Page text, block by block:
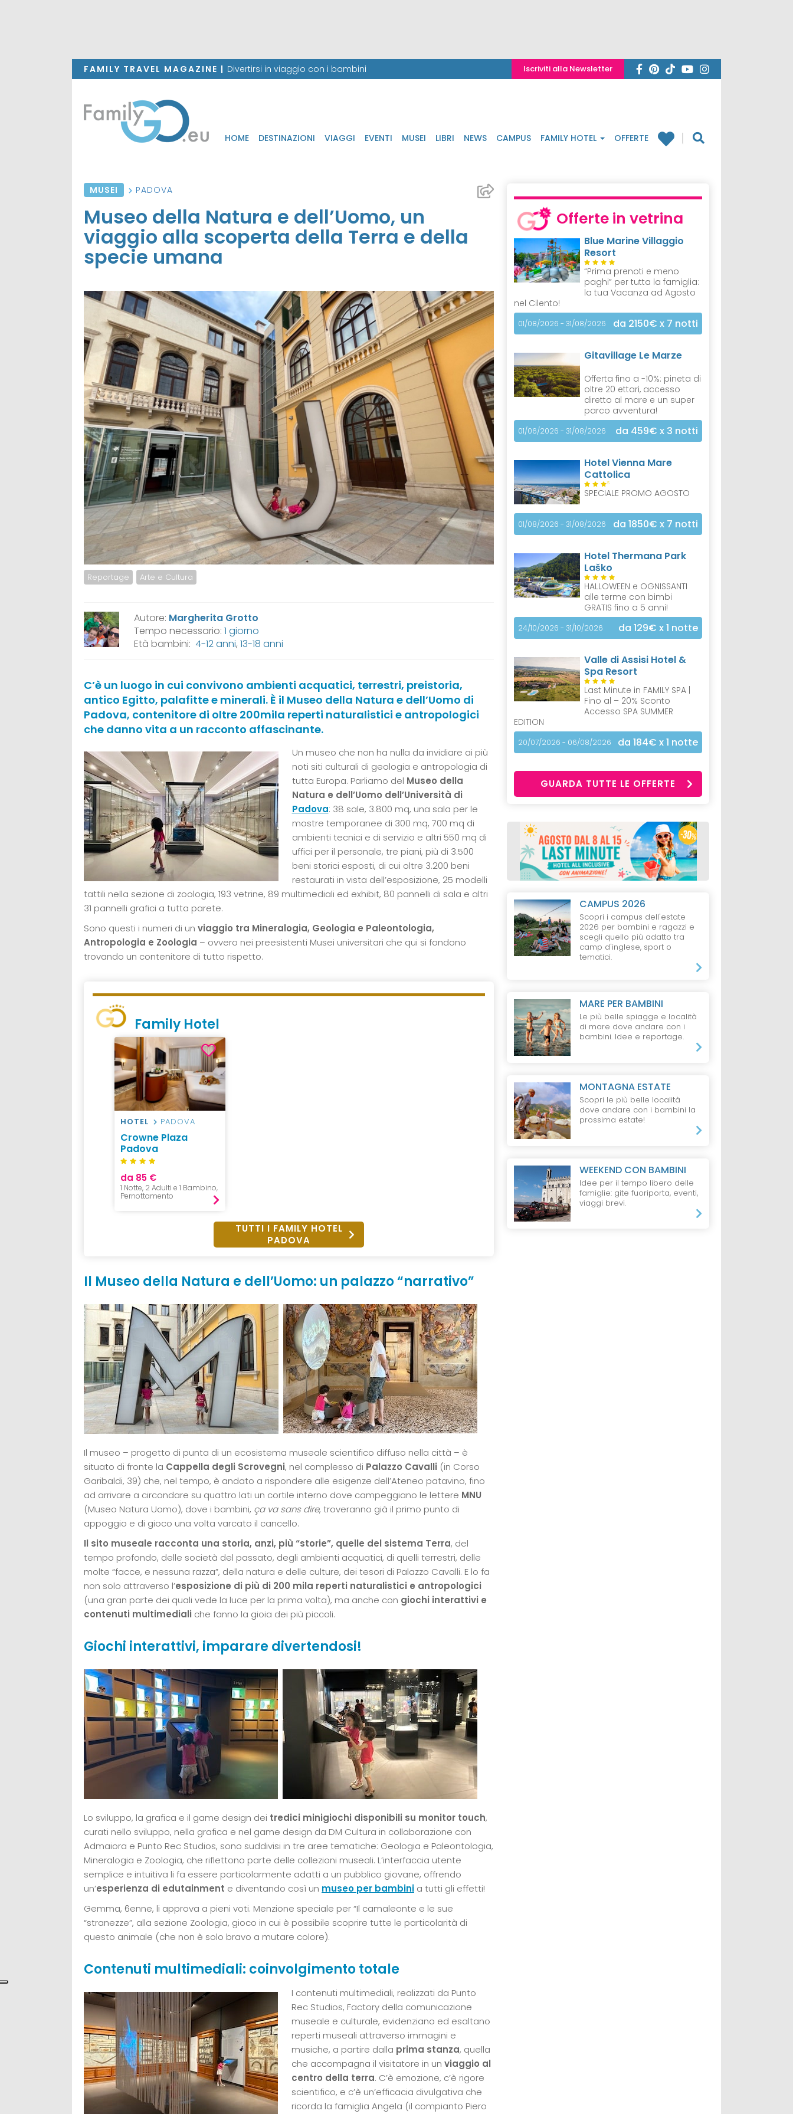
FAMILY TRAVEL MAGAZINE | Divertirsi in viaggio con i bambini Iscriviti alla Newsletter
HOME DESTINAZIONI VIAGGI EVENTI MUSEI LIBRI NEWS CAMPUS FAMILY HOTEL OFFERTE
MUSEI PADOVA
Museo della Natura e dell’Uomo, un
viaggio alla scoperta della Terra e della
specie umana
Reportage Arte e Cultura
Autore: Margherita Grotto
Tempo necessario: 1 giorno
Età bambini: 4-12 anni, 13-18 anni
C’è un luogo in cui convivono ambienti acquatici, terrestri, preistoria,
antico Egitto, palafitte e minerali. È il Museo della Natura e dell’Uomo di
Padova, contenitore di oltre 200mila reperti naturalistici e antropologici
che danno vita a un racconto affascinante.
Un museo che non ha nulla da invidiare ai più
noti siti culturali di geologia e antropologia di
tutta Europa. Parliamo del Museo della
Natura e dell’Uomo dell’Università di
Padova: 38 sale, 3.800 mq, una sala per le
mostre temporanee di 300 mq, 700 mq di
ambienti tecnici e di servizio e altri 550 mq di
uffici per il personale, tre piani, più di 3.500
beni storici esposti, di cui oltre 3.200 beni
restaurati in vista dell’esposizione, 25 modelli
tattili nella sezione di zoologia, 193 vetrine, 89 multimediali ed exhibit, 80 pannelli di sala e altri
31 pannelli grafici a tutta parete.
Sono questi i numeri di un viaggio tra Mineralogia, Geologia e Paleontologia,
Antropologia e Zoologia – ovvero nei preesistenti Musei universitari che qui si fondono
trovando un contenitore di tutto rispetto.
Family Hotel
HOTEL PADOVA
Crowne Plaza
Padova
da 85 €
1 Notte, 2 Adulti e 1 Bambino,
Pernottamento
TUTTI I FAMILY HOTEL
PADOVA
Il Museo della Natura e dell’Uomo: un palazzo “narrativo”
Il museo – progetto di punta di un ecosistema museale scientifico diffuso nella città – è
situato di fronte la Cappella degli Scrovegni, nel complesso di Palazzo Cavalli (in Corso
Garibaldi, 39) che, nel tempo, è andato a rispondere alle esigenze dell’Ateneo patavino, fino
ad arrivare a circondare su quattro lati un cortile interno dove campeggiano le lettere MNU
(Museo Natura Uomo), dove i bambini, ça va sans dire, troveranno già il primo punto di
appoggio e di gioco una volta varcato il cancello.
Il sito museale racconta una storia, anzi, più “storie”, quelle del sistema Terra, del
tempo profondo, delle società del passato, degli ambienti acquatici, di quelli terrestri, delle
molte “facce, e nessuna razza”, della natura e delle culture, dei tesori di Palazzo Cavalli. E lo fa
non solo attraverso l’esposizione di più di 200 mila reperti naturalistici e antropologici
(una gran parte dei quali vede la luce per la prima volta), ma anche con giochi interattivi e
contenuti multimediali che fanno la gioia dei più piccoli.
Giochi interattivi, imparare divertendosi!
Lo sviluppo, la grafica e il game design dei tredici minigiochi disponibili su monitor touch,
curati nello sviluppo, nella grafica e nel game design da DM Cultura in collaborazione con
Admaiora e Punto Rec Studios, sono suddivisi in tre aree tematiche: Geologia e Paleontologia,
Mineralogia e Zoologia, che riflettono parte delle collezioni museali. L’interfaccia utente
semplice e intuitiva li fa essere particolarmente adatti a un pubblico giovane, offrendo
un’esperienza di edutainment e diventando così un museo per bambini a tutti gli effetti!
Gemma, 6enne, li approva a pieni voti. Menzione speciale per “Il camaleonte e le sue
“stranezze”, alla sezione Zoologia, gioco in cui è possibile scoprire tutte le particolarità di
questo animale (che non è solo bravo a mutare colore).
Contenuti multimediali: coinvolgimento totale
I contenuti multimediali, realizzati da Punto
Rec Studios, Factory della comunicazione
museale e culturale, evidenziano ed esaltano
reperti museali attraverso immagini e
musiche, a partire dalla prima stanza, quella
che accompagna il visitatore in un viaggio al
centro della terra. C’è emozione, c’è rigore
scientifico, e c’è un’efficacia divulgativa che
ricorda la famiglia Angela (il compianto Piero
Offerte in vetrina
Blue Marine Villaggio
Resort
“Prima prenoti e meno
paghi” per tutta la famiglia:
la tua Vacanza ad Agosto
nel Cilento!
01/08/2026 - 31/08/2026 da 2150€ x 7 notti
Gitavillage Le Marze
Offerta fino a -10%: pineta di
oltre 20 ettari, accesso
diretto al mare e un super
parco avventura!
01/06/2026 - 31/08/2026 da 459€ x 3 notti
Hotel Vienna Mare
Cattolica
S
SPECIALE PROMO AGOSTO
01/08/2026 - 31/08/2026 da 1850€ x 7 notti
Hotel Thermana Park
Laško
HALLOWEEN e OGNISSANTI
alle terme con bimbi
GRATIS fino a 5 anni!
24/10/2026 - 31/10/2026 da 129€ x 1 notte
Valle di Assisi Hotel &
Spa Resort
Last Minute in FAMILY SPA |
Fino al – 20% Sconto
Accesso SPA SUMMER
EDITION
20/07/2026 - 06/08/2026 da 184€ x 1 notte
GUARDA TUTTE LE OFFERTE
CAMPUS 2026
Scopri i campus dell'estate
2026 per bambini e ragazzi e
scegli quello più adatto tra
camp d'inglese, sport o
tematici.
MARE PER BAMBINI
Le più belle spiagge e località
di mare dove andare con i
bambini. Idee e reportage.
MONTAGNA ESTATE
Scopri le più belle località
dove andare con i bambini la
prossima estate!
WEEKEND CON BAMBINI
Idee per il tempo libero delle
famiglie: gite fuoriporta, eventi,
viaggi brevi.